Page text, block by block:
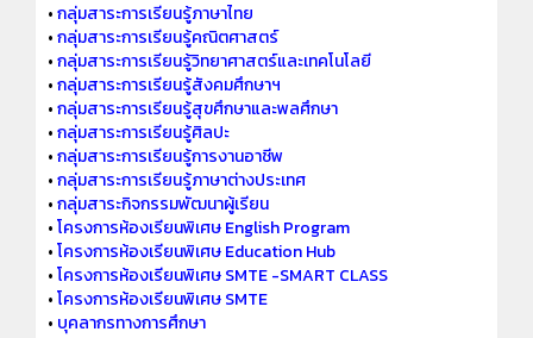
•กลุ่มสาระการเรียนรู้ภาษาไทย
•กลุ่มสาระการเรียนรู้คณิตศาสตร์
•กลุ่มสาระการเรียนรู้วิทยาศาสตร์และเทคโนโลยี
•กลุ่มสาระการเรียนรู้สังคมศึกษาฯ
•กลุ่มสาระการเรียนรู้สุขศึกษาและพลศึกษา
•กลุ่มสาระการเรียนรู้ศิลปะ
•กลุ่มสาระการเรียนรู้การงานอาชีพ
•กลุ่มสาระการเรียนรู้ภาษาต่างประเทศ
•กลุ่มสาระกิจกรรมพัฒนาผู้เรียน
•โครงการห้องเรียนพิเศษ English Program
•โครงการห้องเรียนพิเศษ Education Hub
•โครงการห้องเรียนพิเศษ SMTE -SMART CLASS
•โครงการห้องเรียนพิเศษ SMTE
• บุคลากรทางการศึกษา